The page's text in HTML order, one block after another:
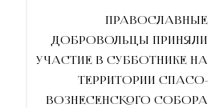
ПРАВОСЛАВНЫЕ
ДОБРОВОЛЬЦЫ ПРИНЯЛИ
УЧАСТИЕ В СУББОТНИКЕ НА
ТЕРРИТОРИИ СПАСО-
ВОЗНЕСЕНСКОГО СОБОРА